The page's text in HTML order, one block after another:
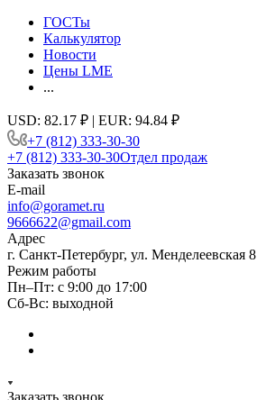
ГОСТы
Калькулятор
Новости
Цены LME
...
USD: 82.17 ₽ | EUR: 94.84 ₽
+7 (812) 333-30-30
+7 (812) 333-30-30Отдел продаж
Заказать звонок
E-mail
info@goramet.ru
9666622@gmail.com
Адрес
г. Санкт-Петербург, ул. Менделеевская 8
Режим работы
Пн–Пт: с 9:00 до 17:00
Сб-Вс: выходной
Заказать звонок